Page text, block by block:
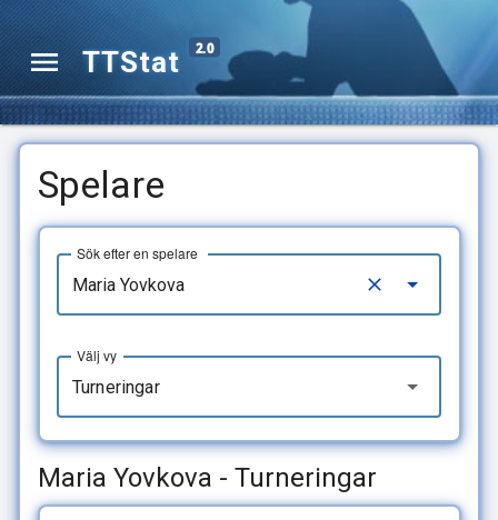
TTStat 2.0
Spelare
Sök efter en spelare
Turneringar
Välj vy
Maria Yovkova - Turneringar